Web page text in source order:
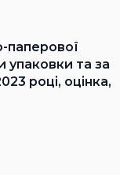
паперової
упаковки та за
році, оцінка,